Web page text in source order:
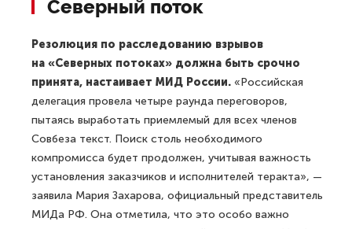
Северный поток
Резолюция по расследованию взрывов
на «Северных потоках» должна быть срочно
принята, настаивает МИД России. «Российская
делегация провела четыре раунда переговоров,
пытаясь выработать приемлемый для всех членов
Совбеза текст. Поиск столь необходимого
компромисса будет продолжен, учитывая важность
установления заказчиков и исполнителей теракта», —
заявила Мария Захарова, официальный представитель
МИДа РФ. Она отметила, что это особо важно